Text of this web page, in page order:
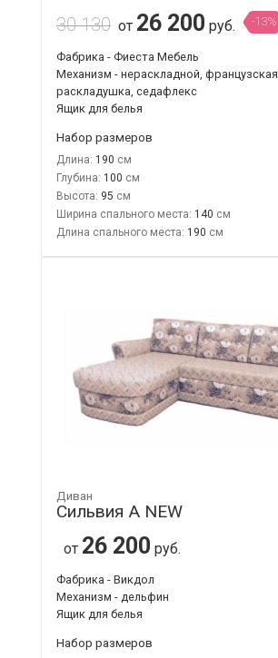
30 130 от 26 200 руб. -13%
Фабрика - Фиеста Мебель
Механизм - нераскладной, французская
раскладушка, седафлекс
Ящик для белья
Набор размеров
Длина: 190
Глубина: 100
Высота: 95
Ширина спального места: 140
Длина спального места: 190
Диван
Сильвия А NEW
от 26 200 руб.
Фабрика - Викдол
Механизм - дельфин
Ящик для белья
Набор размеров